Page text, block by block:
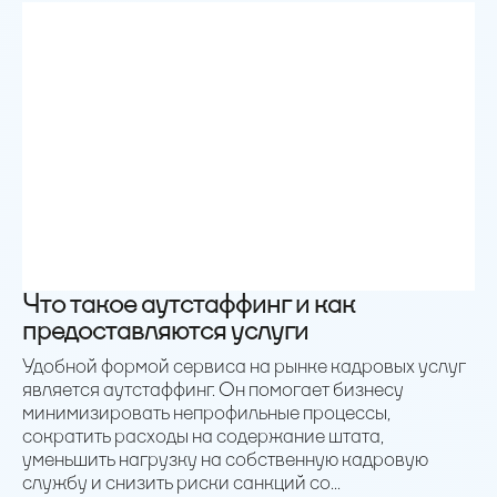
Что такое аутстаффинг и как
предоставляются услуги
Удобной формой сервиса на рынке кадровых услуг
является аутстаффинг. Он помогает бизнесу
минимизировать непрофильные процессы,
сократить расходы на содержание штата,
уменьшить нагрузку на собственную кадровую
службу и снизить риски санкций со...